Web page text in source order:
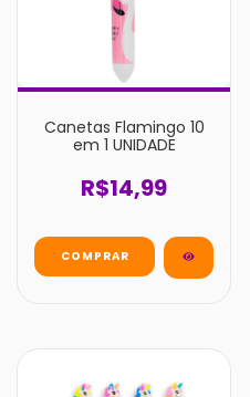
Canetas Flamingo 10
em 1 UNIDADE
R$14,99